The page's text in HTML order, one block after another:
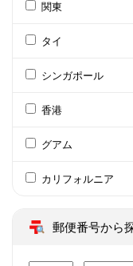
関東
タイ
シンガポール
香港
グアム
カリフォルニア
郵便番号から